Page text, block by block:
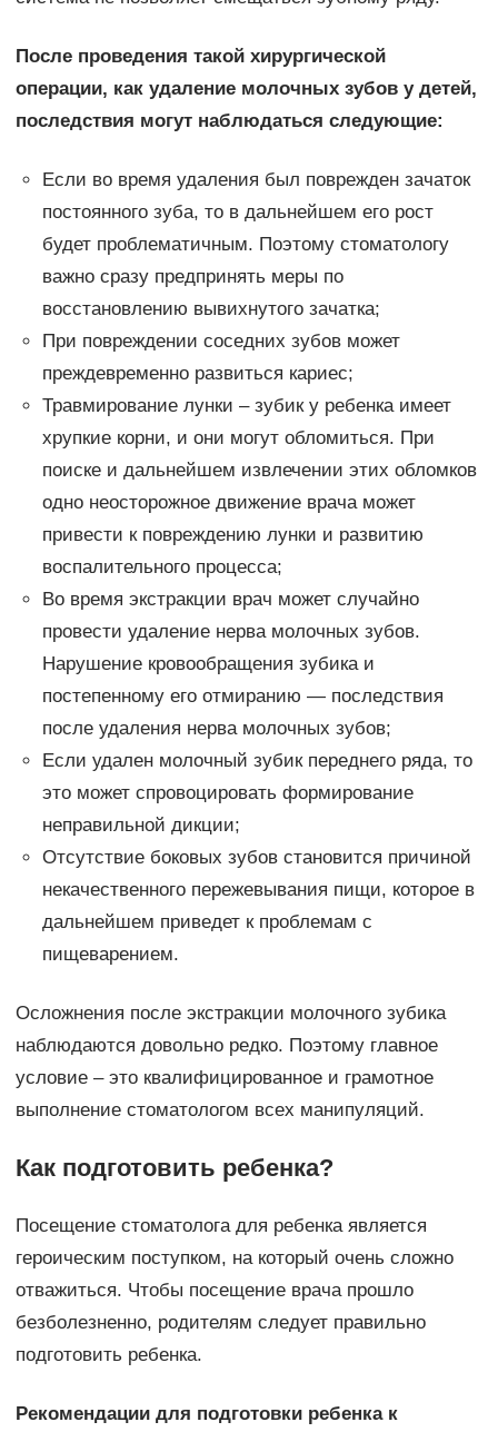
После проведения такой хирургической
операции, как удаление молочных зубов у детей,
последствия могут наблюдаться следующие:
Если во время удаления был поврежден зачаток
постоянного зуба, то в дальнейшем его рост
будет проблематичным. Поэтому стоматологу
важно сразу предпринять меры по
восстановлению вывихнутого зачатка;
При повреждении соседних зубов может
преждевременно развиться кариес;
Травмирование лунки – зубик у ребенка имеет
хрупкие корни, и они могут обломиться. При
поиске и дальнейшем извлечении этих обломков
одно неосторожное движение врача может
привести к повреждению лунки и развитию
воспалительного процесса;
Во время экстракции врач может случайно
провести удаление нерва молочных зубов.
Нарушение кровообращения зубика и
постепенному его отмиранию — последствия
после удаления нерва молочных зубов;
Если удален молочный зубик переднего ряда, то
это может спровоцировать формирование
неправильной дикции;
Отсутствие боковых зубов становится причиной
некачественного пережевывания пищи, которое в
дальнейшем приведет к проблемам с
пищеварением.
Осложнения после экстракции молочного зубика
наблюдаются довольно редко. Поэтому главное
условие – это квалифицированное и грамотное
выполнение стоматологом всех манипуляций.
Как подготовить ребенка?
Посещение стоматолога для ребенка является
героическим поступком, на который очень сложно
отважиться. Чтобы посещение врача прошло
безболезненно, родителям следует правильно
подготовить ребенка.
Рекомендации для подготовки ребенка к